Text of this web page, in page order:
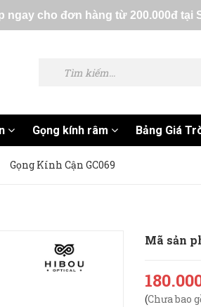
Gọng kính râm Bảng Giá
Gọng Kính Cận GC069
Mã sản
(Chưa bao
ngay cho đơn hàng từ 200.000đ tại